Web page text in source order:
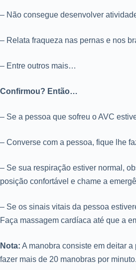
– Não consegue desenvolver
– Relata fraqueza nas pernas e nos
– Entre outros mais…
Confirmou? Então…
– Se a pessoa que sofreu o AVC
– Converse com a pessoa, fique lhe
– Se sua respiração estiver normal,
posição confortável e chame a
– Se os sinais vitais da pessoa
Faça massagem cardíaca até que a
Nota: A manobra consiste em deitar
fazer mais de 20 manobras por